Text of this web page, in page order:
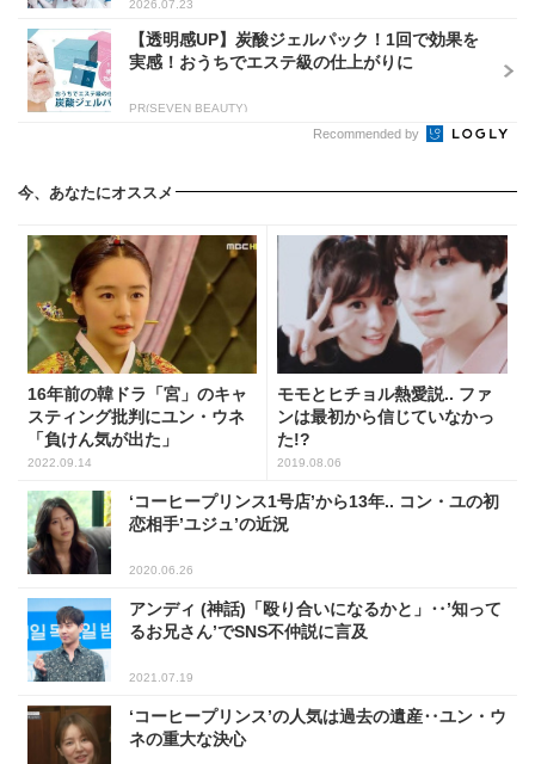
2026.07.23
【透明感UP】炭酸ジェルパック！1回で効果を
実感！おうちでエステ級の仕上がりに
PR(SEVEN BEAUTY)
Recommended by
今、あなたにオススメ
16年前の韓ドラ「宮」のキャ
スティング批判にユン・ウネ
「負けん気が出た」
2022.09.14
モモとヒチョル熱愛説.. ファ
ンは最初から信じていなかっ
た!?
2019.08.06
‘コーヒープリンス1号店’から13年.. コン・ユの初
恋相手’ユジュ’の近況
2020.06.26
アンディ (神話)「殴り合いになるかと」‥’知って
るお兄さん’でSNS不仲説に言及
2021.07.19
‘コーヒープリンス’の人気は過去の遺産‥ユン・ウ
ネの重大な決心